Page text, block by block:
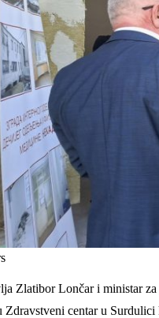
Zlatibor Lončar i ministar
Zdravstveni centar u Surdulici